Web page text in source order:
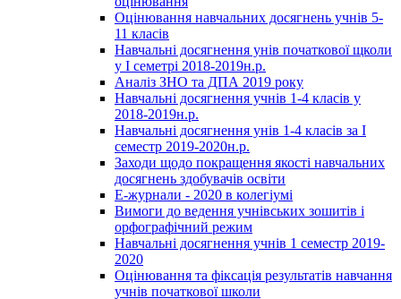
Оцінювання навчальних досягнень учнів 5-
11 класів
Навчальні досягнення унів початкової щколи
у І семетрі 2018-2019н.р.
Аналіз ЗНО та ДПА 2019 року
Навчальні досягнення учнів 1-4 класів у
2018-2019н.р.
Навчальні досягнення унів 1-4 класів за І
семестр 2019-2020н.р.
Заходи щодо покращення якості навчальних
досягнень здобувачів освіти
Е-журнали - 2020 в колегіумі
Вимоги до ведення учнівських зошитів і
орфографічний режим
Навчальні досягнення учнів 1 семестр 2019-
2020
Оцінювання та фіксація результатів навчання
учнів початкової школи